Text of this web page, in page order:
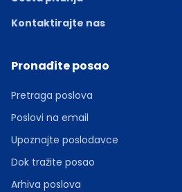
Kontaktirajte nas
Pronađite posao
Pretraga poslova
Poslovi na email
Upoznajte poslodavce
Dok tražite posao
Arhiva poslova